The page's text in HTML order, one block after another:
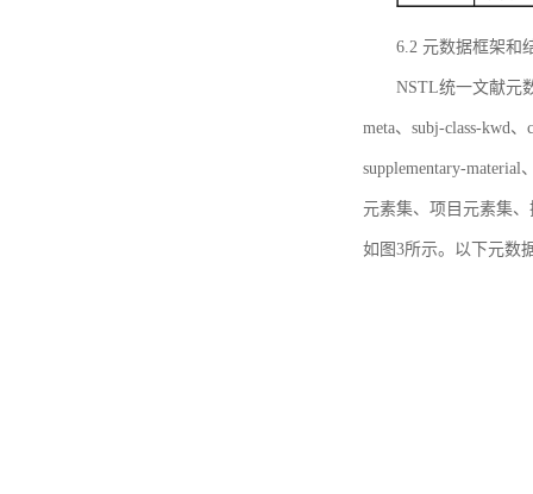
6.2 元数据框架和
NSTL统一文献元
meta、subj-class-kwd
supplementary-
元素集、项目元素集
如图3所示。以下元数